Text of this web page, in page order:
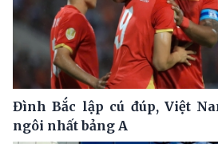
Đình Bắc lập cú đúp, Việt
ngôi nhất bảng A